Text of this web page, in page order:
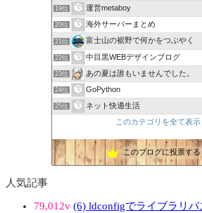
19位 運営metaboy
20位 海外サーバーまとめ
21位 富士山の裾野で何かをつぶやく
22位 中目黒WEBデザインブログ
23位 あの夏は誰もいませんでした。
24位 GoPython
25位
ネット快適生活
このカテゴリを全て表示
このブログに投票する
人気記事
79,012v (6) ldconfigでライブラリパ